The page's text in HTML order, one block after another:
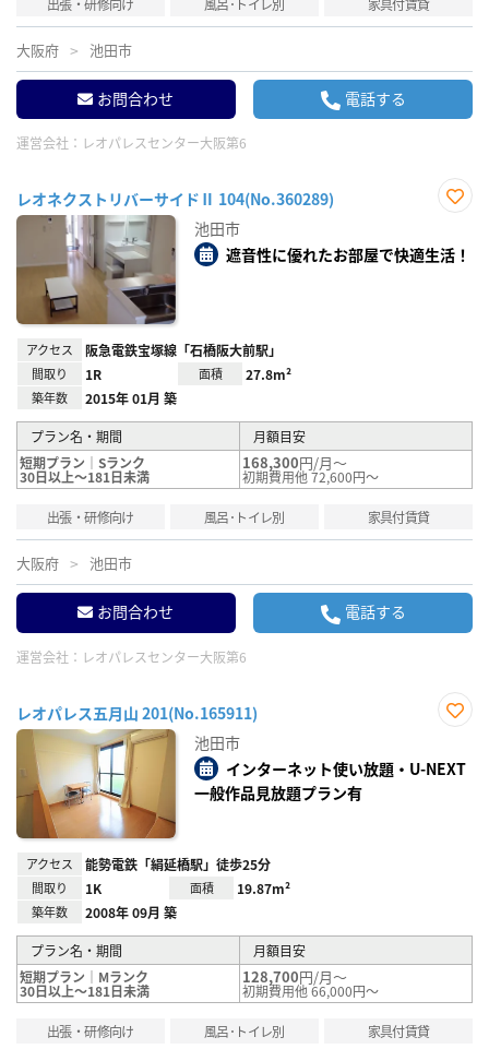
出張・研修向け 風呂･トイレ別 家具付賃貸
大阪府 池田市
お問合わせ 電話する
運営会社： レオパレスセンター大阪第6
レオネクストリバーサイドⅡ 104(No.360289)
り登
録
池田市
遮音性に優れたお部屋で快適生活！
アクセス 阪急電鉄宝塚線「石橋阪大前駅」
間取り 1R 面積 27.8m²
築年数 2015年 01月 築
プラン名・期間
月額目安
短期プラン｜Sランク
30日以上～181日未満
168,300円/月～
初期費用他 72,600円～
出張・研修向け 風呂･トイレ別 家具付賃貸
大阪府 池田市
お問合わせ 電話する
運営会社： レオパレスセンター大阪第6
レオパレス五月山 201(No.165911)
り登
録
池田市
インターネット使い放題・U-NEXT
一般作品見放題プラン有
アクセス 能勢電鉄「絹延橋駅」徒歩25分
間取り 1K 面積 19.87m²
築年数 2008年 09月 築
プラン名・期間
月額目安
短期プラン｜Mランク
30日以上～181日未満
128,700円/月～
初期費用他 66,000円～
出張・研修向け 風呂･トイレ別 家具付賃貸